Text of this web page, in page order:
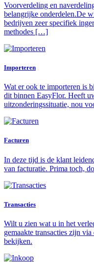
Voorverdeling en
belangrijke onderdelen.De
bedrijven zeer specifiek
methodes […]
Importeren
Wat er ook te importeren is
dit binnen EasyFlor. Heeft
uitzonderingssituatie, nou
Facturen
In deze tijd is de klant
van facturatie. Prima toch,
Transacties
Wilt u zien wat u in het
gemaakte transacties zijn
bekijken.